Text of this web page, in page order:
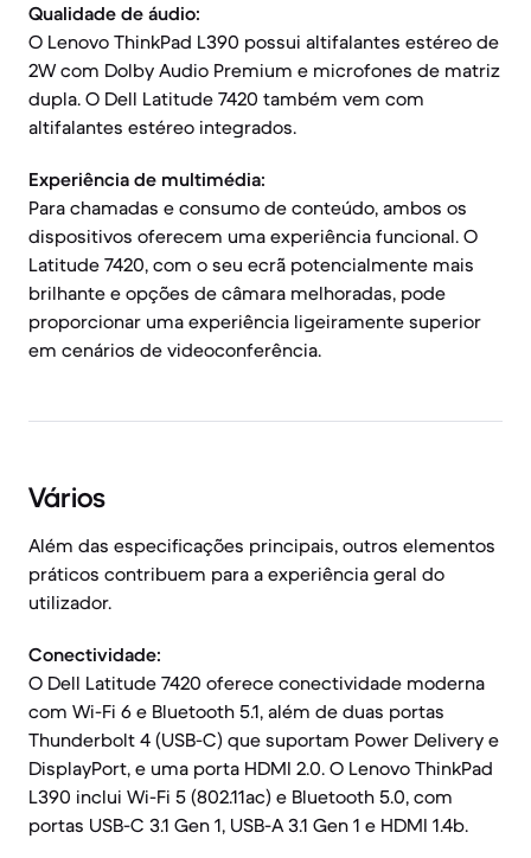
Qualidade de áudio:
O Lenovo ThinkPad L390 possui altifalantes estéreo de
2W com Dolby Audio Premium e microfones de matriz
dupla. O Dell Latitude 7420 também vem com
altifalantes estéreo integrados.
Experiência de multimédia:
Para chamadas e consumo de conteúdo, ambos os
dispositivos oferecem uma experiência funcional. O
Latitude 7420, com o seu ecrã potencialmente mais
brilhante e opções de câmara melhoradas, pode
proporcionar uma experiência ligeiramente superior
em cenários de videoconferência.
Vários
Além das especificações principais, outros elementos
práticos contribuem para a experiência geral do
utilizador.
Conectividade:
O Dell Latitude 7420 oferece conectividade moderna
com Wi-Fi 6 e Bluetooth 5.1, além de duas portas
Thunderbolt 4 (USB-C) que suportam Power Delivery e
DisplayPort, e uma porta HDMI 2.0. O Lenovo ThinkPad
L390 inclui Wi-Fi 5 (802.11ac) e Bluetooth 5.0, com
portas USB-C 3.1 Gen 1, USB-A 3.1 Gen 1 e HDMI 1.4b.